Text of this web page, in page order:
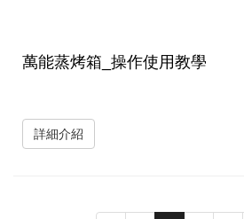
萬能蒸烤箱_操作使用教學
詳細介紹